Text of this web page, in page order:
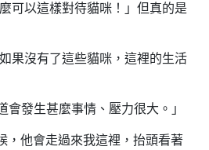
可以這樣對待貓咪！」但真的是
果沒有了這些貓咪，這裡的生活
會發生甚麼事情、壓力很大。」
，他會走過來我這裡，抬頭看著